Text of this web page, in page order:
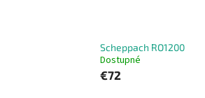
Scheppach RO1200
Dostupné
€72